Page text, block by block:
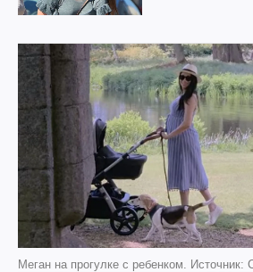
Меган на прогулке с ребенком. Источник: